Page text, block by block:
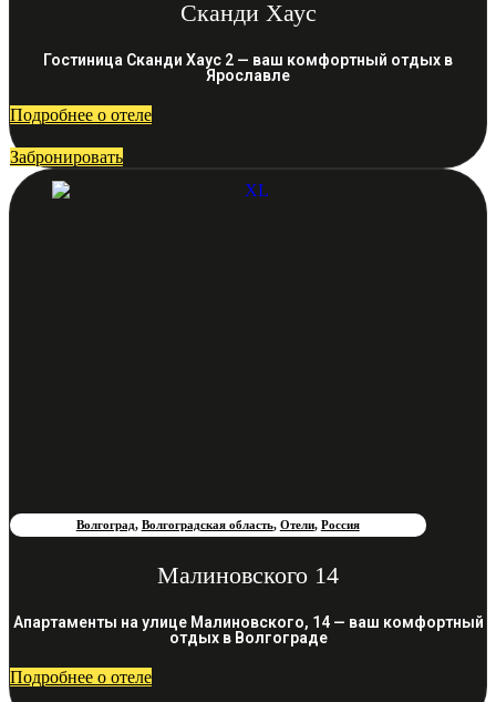
Сканди Хаус
Гостиница Сканди Хаус 2 — ваш комфортный отдых в
Ярославле
Подробнее о отеле
Забронировать
Волгоград, Волгоградская область, Отели, Россия
Малиновского 14
Апартаменты на улице Малиновского, 14 — ваш комфортный
отдых в Волгограде
Подробнее о отеле